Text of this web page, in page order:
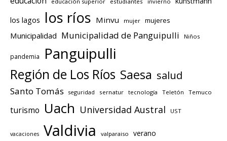
los lagos los ríos Minvu mujer mujeres
Municipalidad Municipalidad de Panguipulli Niños
pandemia Panguipulli
Región de Los Ríos Saesa salud
Santo Tomás seguridad sernatur tecnología Teletón Temuco
turismo Uach Universidad Austral UST
vacaciones Valdivia valparaiso verano